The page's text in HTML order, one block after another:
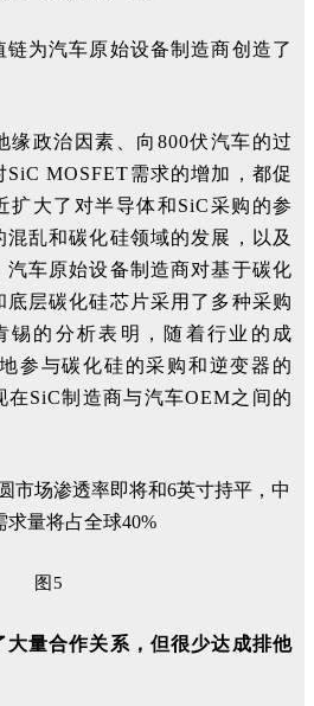
为汽车原始设备制造商创造了
缘政治因素、向800伏汽车的过
MOSFET需求的增加，都促
扩大了对半导体和SiC采购的参
乱和碳化硅领域的发展，以及
车原始设备制造商对基于碳化
层碳化硅芯片采用了多种采购
锡的分析表明，随着行业的成
参与碳化硅的采购和逆变器的
SiC制造商与汽车OEM之间的
图5
大量合作关系，但很少达成排他